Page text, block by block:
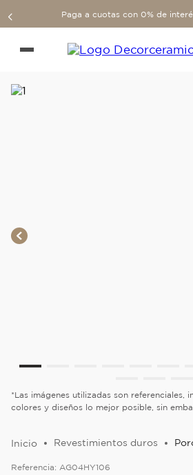
Paga a cuotas con 0% de
*Las imágenes utilizadas son referenciales,
colores y diseños lo mejor posible, sin
Revestimientos duros
Referencia: AG04HY106